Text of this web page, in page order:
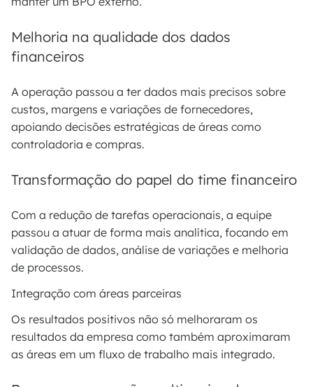
Melhoria na qualidade dos dados
financeiros
A operação passou a ter dados mais precisos sobre
custos, margens e variações de fornecedores,
apoiando decisões estratégicas de áreas como
controladoria e compras.
Transformação do papel do time financeiro
Com a redução de tarefas operacionais, a equipe
passou a atuar de forma mais analítica, focando em
validação de dados, análise de variações e melhoria
de processos.
Integração com áreas parceiras
Os resultados positivos não só melhoraram os
resultados da empresa como também aproximaram
as áreas em um fluxo de trabalho mais integrado.